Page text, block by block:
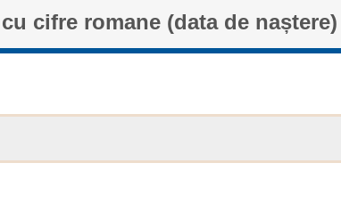
cifre romane (data de naștere)